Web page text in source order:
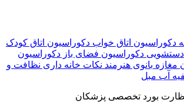
دکوراسیون اتاق خواب دکوراسیون اتاق کودک
دستشویی دکوراسیون فضای باز دکوراسیون
مغازه بانوی هنرمند نکات خانه داری نظافت و
آب مبل
بورد تخصصی پزشکان